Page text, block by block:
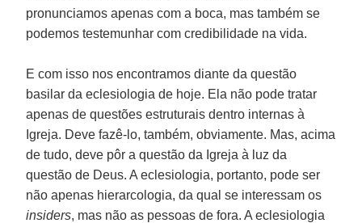
pronunciamos apenas com a boca, mas também se
podemos testemunhar com credibilidade na vida.
E com isso nos encontramos diante da questão
basilar da eclesiologia de hoje. Ela não pode tratar
apenas de questões estruturais dentro internas à
Igreja. Deve fazê-lo, também, obviamente. Mas, acima
de tudo, deve pôr a questão da Igreja à luz da
questão de Deus. A eclesiologia, portanto, pode ser
não apenas hierarcologia, da qual se interessam os
insiders, mas não as pessoas de fora. A eclesiologia